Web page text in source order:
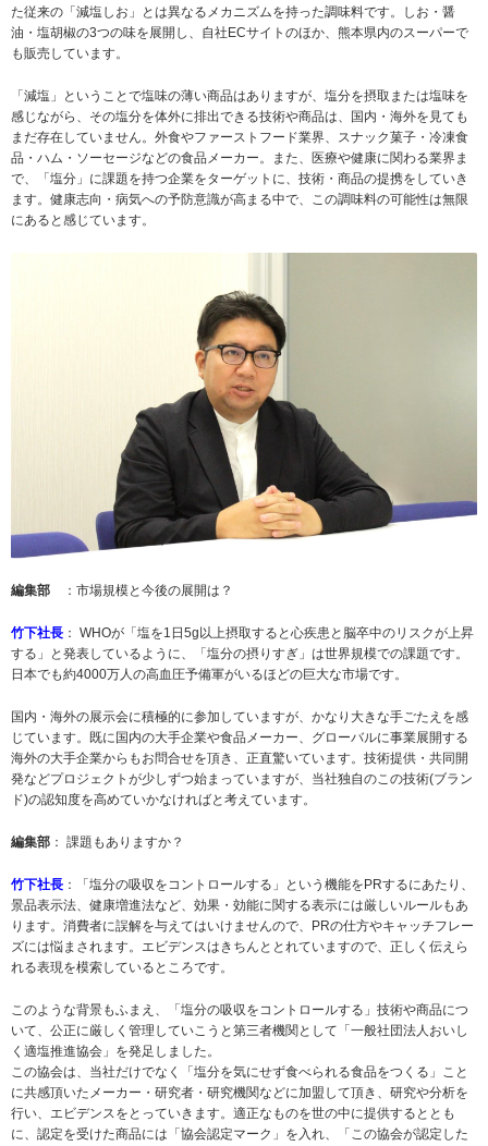
た従来の「減塩しお」とは異なるメカニズムを持った調味料です。しお・醤
油・塩胡椒の3つの味を展開し、自社ECサイトのほか、熊本県内のスーパーで
も販売しています。
「減塩」ということで塩味の薄い商品はありますが、塩分を摂取または塩味を
感じながら、その塩分を体外に排出できる技術や商品は、国内・海外を見ても
まだ存在していません。外食やファーストフード業界、スナック菓子・冷凍食
品・ハム・ソーセージなどの食品メーカー。また、医療や健康に関わる業界ま
で、「塩分」に課題を持つ企業をターゲットに、技術・商品の提携をしていき
ます。健康志向・病気への予防意識が高まる中で、この調味料の可能性は無限
にあると感じています。
編集部 ：市場規模と今後の展開は？
竹下社長 ： WHOが「塩を1日5g以上摂取すると心疾患と脳卒中のリスクが上昇
する」と発表しているように、「塩分の摂りすぎ」は世界規模での課題です。
日本でも約4000万人の高血圧予備軍がいるほどの巨大な市場です。
国内・海外の展示会に積極的に参加していますが、かなり大きな手ごたえを感
じています。既に国内の大手企業や食品メーカー、グローバルに事業展開する
海外の大手企業からもお問合せを頂き、正直驚いています。技術提供・共同開
発などプロジェクトが少しずつ始まっていますが、当社独自のこの技術(ブラン
ド)の認知度を高めていかなければと考えています。
編集部 ： 課題もありますか？
竹下社長 ：「塩分の吸収をコントロールする」という機能をPRするにあたり、
景品表示法、健康増進法など、効果・効能に関する表示には厳しいルールもあ
ります。消費者に誤解を与えてはいけませんので、PRの仕方やキャッチフレー
ズには悩まされます。エビデンスはきちんととれていますので、正しく伝えら
れる表現を模索しているところです。
このような背景もふまえ、「塩分の吸収をコントロールする」技術や商品につ
いて、公正に厳しく管理していこうと第三者機関として「一般社団法人おいし
く適塩推進協会」を発足しました。
この協会は、当社だけでなく「塩分を気にせず食べられる食品をつくる」こと
に共感頂いたメーカー・研究者・研究機関などに加盟して頂き、研究や分析を
行い、エビデンスをとっていきます。適正なものを世の中に提供するととも
に、認定を受けた商品には「協会認定マーク」を入れ、「この協会が認定した